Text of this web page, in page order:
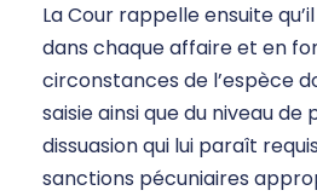
La Cour rappelle ensuite
dans chaque affaire et en
circonstances de l’espèce
saisie ainsi que du niveau de
dissuasion qui lui paraît
sanctions pécuniaires